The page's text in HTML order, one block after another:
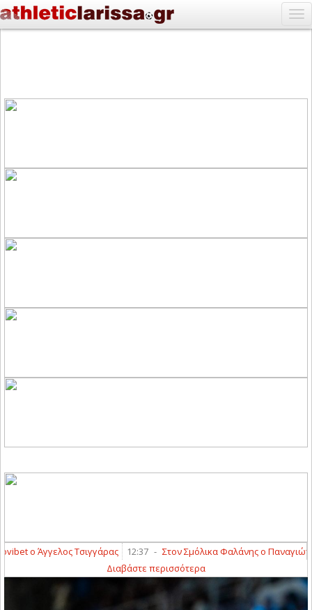
ο Άγγελος Τσιγγάρας 12:37 - Στον Σμόλικα Φαλάνης ο Παναγιώτης
Διαβάστε περισσότερα